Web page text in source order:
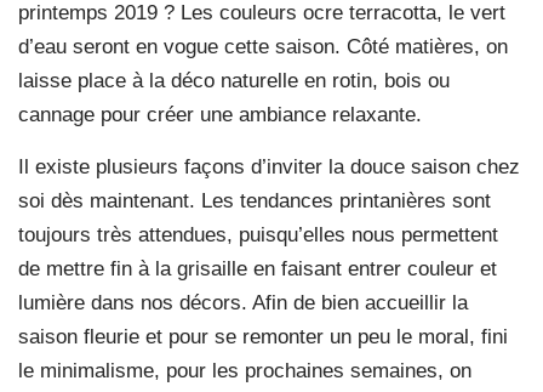
printemps 2019 ? Les couleurs ocre terracotta, le vert
d’eau seront en vogue cette saison. Côté matières, on
laisse place à la déco naturelle en rotin, bois ou
cannage pour créer une ambiance relaxante.
l existe plusieurs façons d’inviter la douce saison chez
soi dès maintenant. Les tendances printanières sont
toujours très attendues, puisqu’elles nous permettent
de mettre fin à la grisaille en faisant entrer couleur et
lumière dans nos décors. Afin de bien accueillir la
saison fleurie et pour se remonter un peu le moral, fini
le minimalisme, pour les prochaines semaines, on